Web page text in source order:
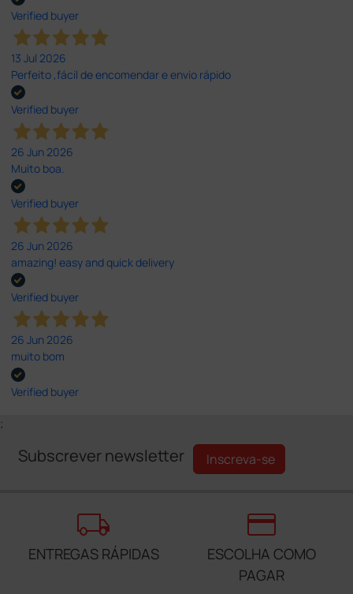
Verified buyer
13 Jul 2026
Perfeito ,fácil de encomendar e envio rápido
Verified buyer
26 Jun 2026
Muito boa.
Verified buyer
26 Jun 2026
amazing! easy and quick delivery
Verified buyer
26 Jun 2026
muito bom
Verified buyer
;
Subscrever newsletter Inscreva-se
local_shipping
ENTREGAS RÁPIDAS
credit_card
ESCOLHA COMO
PAGAR